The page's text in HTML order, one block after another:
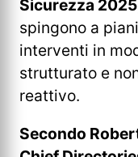
Sicurezza 2025
spingono a
interventi in
strutturato e
reattivo.
Secondo